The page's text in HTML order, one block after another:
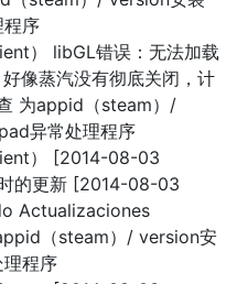
序
） libGL错误：无法加载
像蒸汽没有彻底关闭，计
为appid（steam）/
异常处理程序
） [2014-08-03
的更新 [2014-08-03
Actualizaciones
（steam）/ version安
程序